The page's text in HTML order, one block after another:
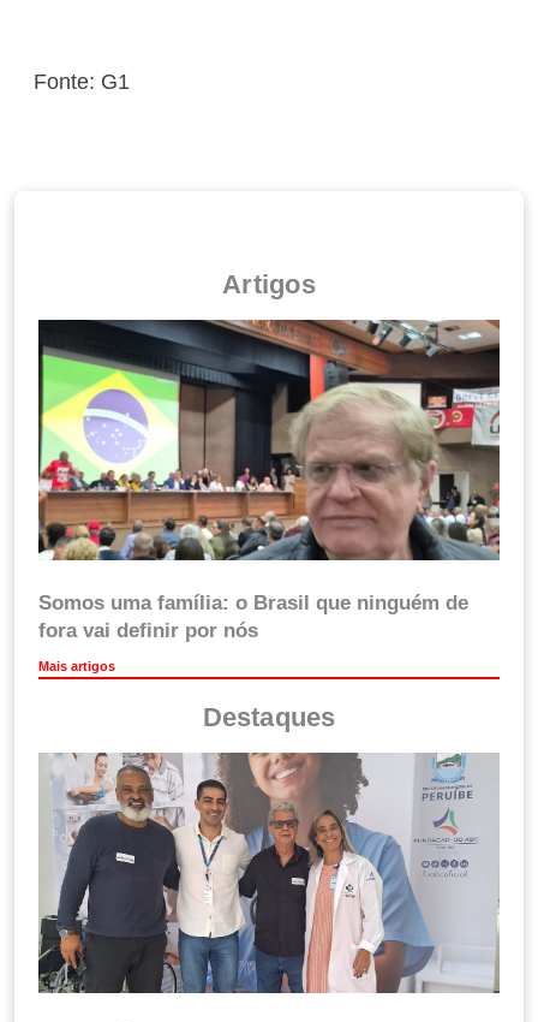
Fonte: G1
Artigos
Somos uma família: o Brasil que ninguém de
fora vai definir por nós
Mais artigos
Destaques